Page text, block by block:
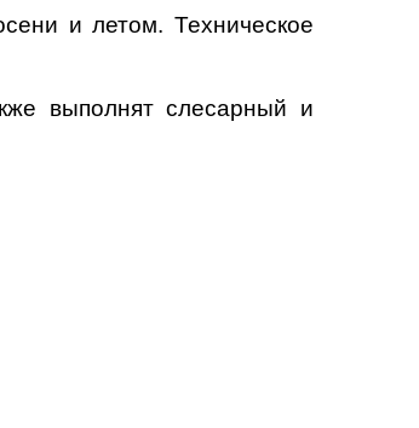
и летом. Техническое
выполнят слесарный и